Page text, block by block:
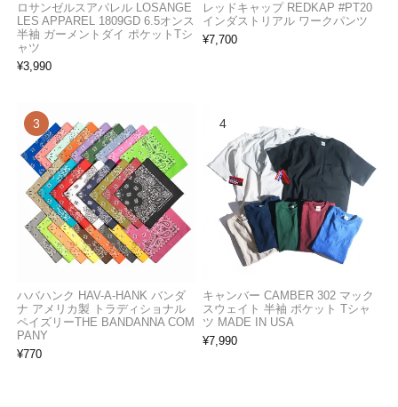
ロサンゼルスアパレル LOSANGE
LES APPAREL 1809GD 6.5オンス
半袖 ガーメントダイ ポケットTシ
ャツ
¥3,990
レッドキャップ REDKAP #PT20
インダストリアル ワークパンツ
¥7,700
ハバハンク HAV-A-HANK バンダ
ナ アメリカ製 トラディショナル
ペイズリーTHE BANDANNA COM
PANY
¥770
キャンバー CAMBER 302 マック
スウェイト 半袖 ポケット Tシャ
ツ MADE IN USA
¥7,990